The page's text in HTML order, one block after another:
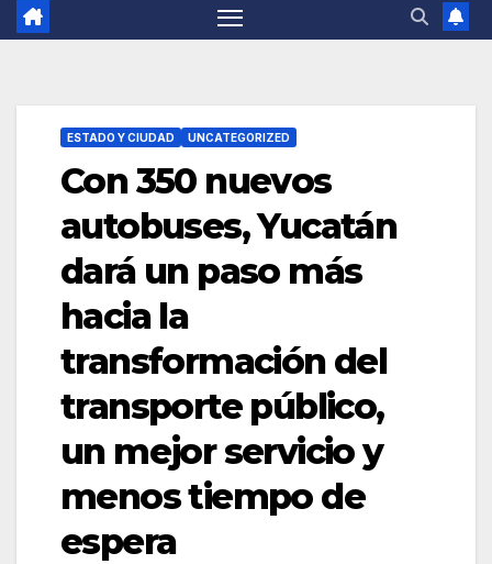
ESTADO Y CIUDAD UNCATEGORIZED
Con 350 nuevos
autobuses, Yucatán
dará un paso más
hacia la
transformación del
transporte público,
un mejor servicio y
menos tiempo de
espera